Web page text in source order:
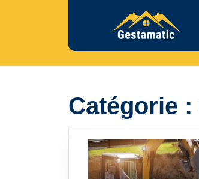
Catégorie :